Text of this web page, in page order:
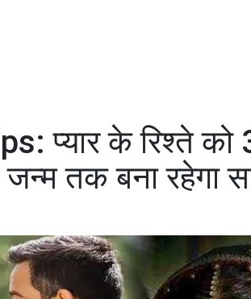
प्यार के रिश्ते को
तक बना रहेगा